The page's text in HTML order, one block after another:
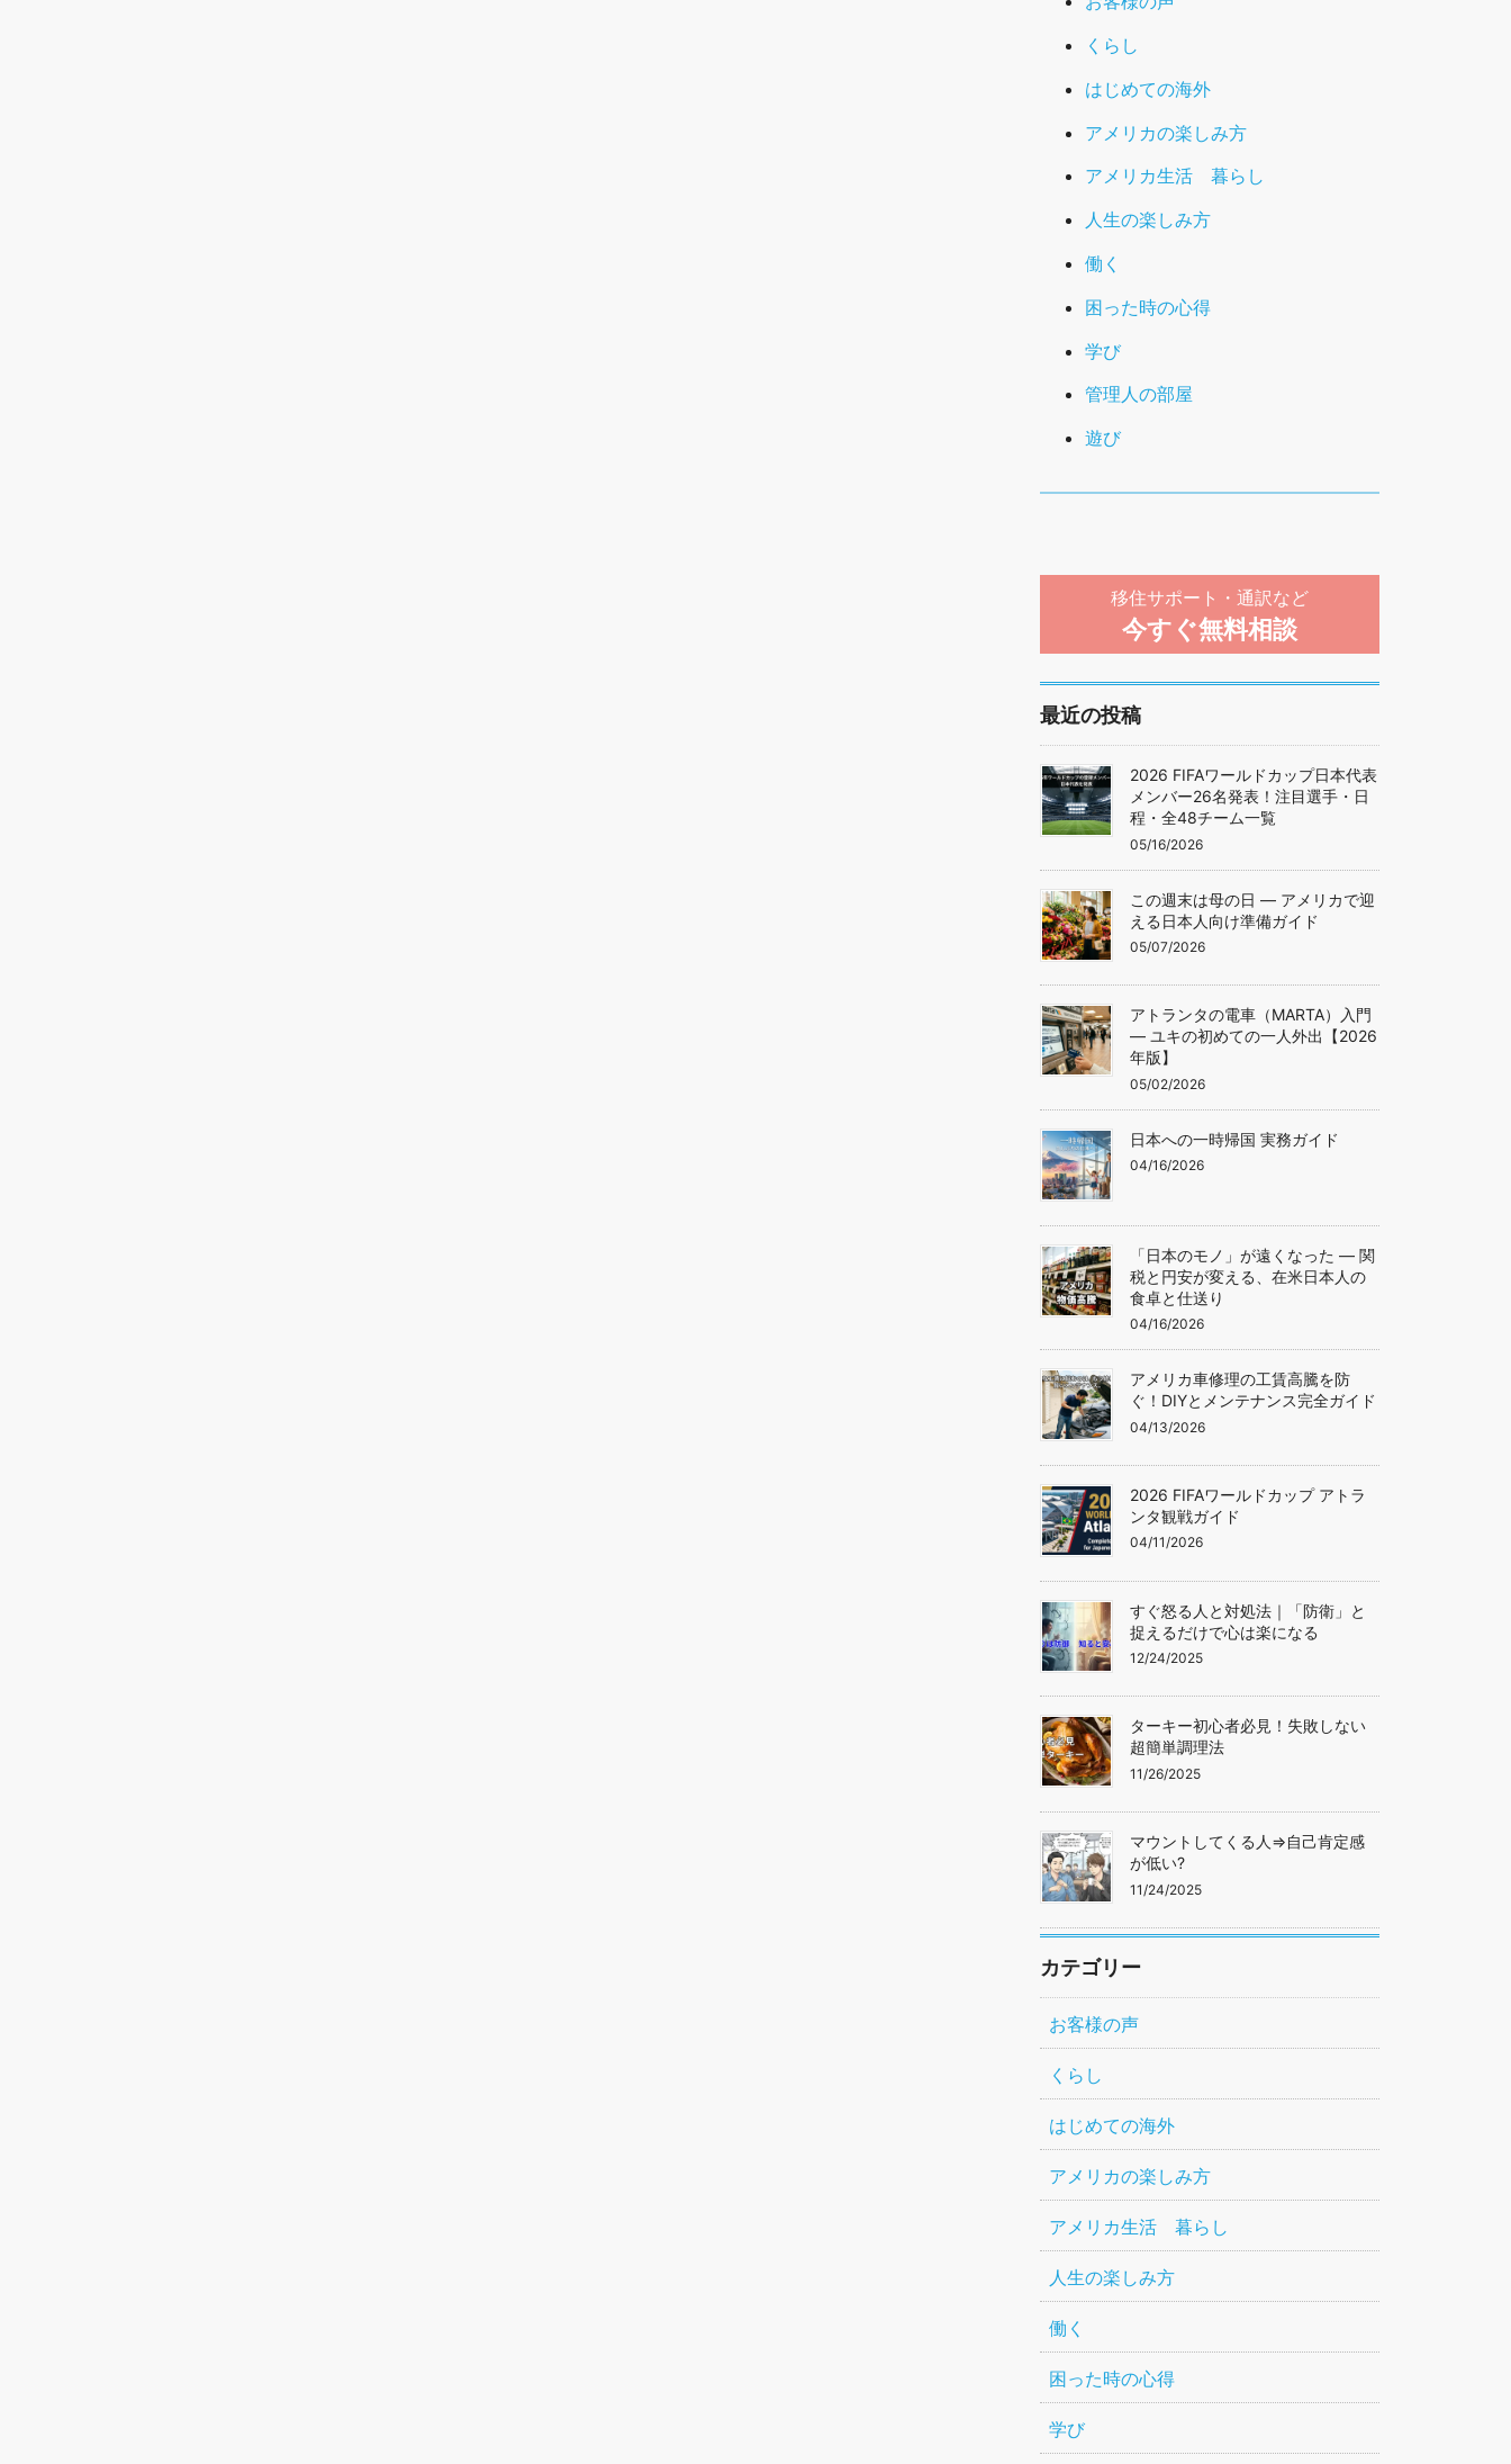
くらし
はじめての海外
アメリカの楽しみ方
アメリカ生活 暮らし
人生の楽しみ方
働く
困った時の心得
学び
管理人の部屋
遊び
移住サポート・通訳など
今すぐ無料相談
最近の投稿
2026 FIFAワールドカップ日本代表
メンバー26名発表！注目選手・日
程・全48チーム一覧
05/16/2026
この週末は母の日 — アメリカで迎
える日本人向け準備ガイド
05/07/2026
アトランタの電車（MARTA）入門
— ユキの初めての一人外出【2026
年版】
05/02/2026
日本への一時帰国 実務ガイド
04/16/2026
「日本のモノ」が遠くなった ― 関
税と円安が変える、在米日本人の
食卓と仕送り
04/16/2026
アメリカ車修理の工賃高騰を防
ぐ！DIYとメンテナンス完全ガイド
04/13/2026
2026 FIFAワールドカップ アトラ
ンタ観戦ガイド
04/11/2026
すぐ怒る人と対処法｜「防衛」と
捉えるだけで心は楽になる
12/24/2025
ターキー初心者必見！失敗しない
超簡単調理法
11/26/2025
マウントしてくる人=>自己肯定感
が低い?
11/24/2025
カテゴリー
お客様の声
くらし
はじめての海外
アメリカの楽しみ方
アメリカ生活 暮らし
人生の楽しみ方
働く
困った時の心得
学び